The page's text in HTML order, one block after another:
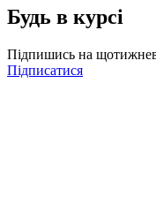
Будь в курсі
Підпишись на
Підписатися